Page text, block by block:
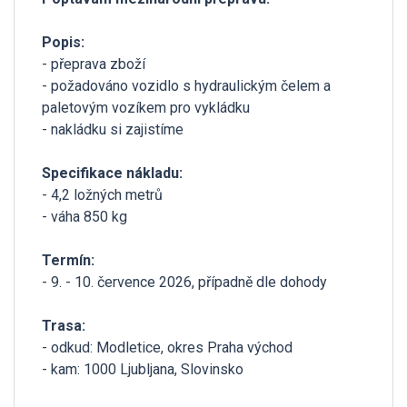
Popis:
- přeprava zboží
- požadováno vozidlo s hydraulickým čelem a
paletovým vozíkem pro vykládku
- nakládku si zajistíme
Specifikace nákladu:
- 4,2 ložných metrů
- váha 850 kg
Termín:
- 9. - 10. července 2026, případně dle dohody
Trasa:
- odkud: Modletice, okres Praha východ
- kam: 1000 Ljubljana, Slovinsko